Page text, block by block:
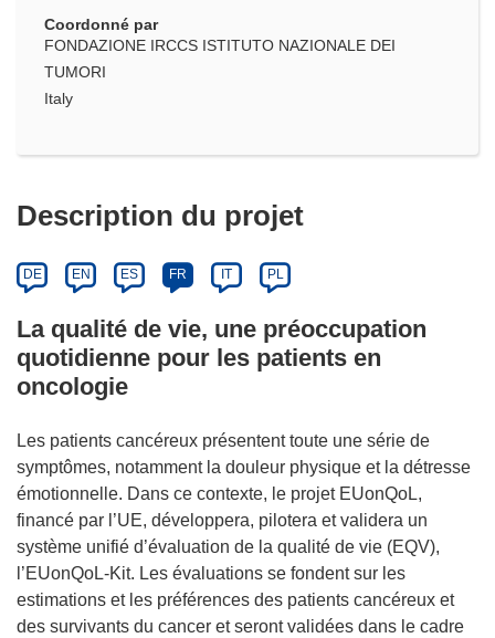
Coordonné par
FONDAZIONE IRCCS ISTITUTO NAZIONALE DEI
TUMORI
Italy
Description du projet
DE EN ES FR IT PL
La qualité de vie, une préoccupation
quotidienne pour les patients en
oncologie
Les patients cancéreux présentent toute une série de
symptômes, notamment la douleur physique et la détresse
émotionnelle. Dans ce contexte, le projet EUonQoL,
financé par l’UE, développera, pilotera et validera un
système unifié d’évaluation de la qualité de vie (EQV),
l’EUonQoL-Kit. Les évaluations se fondent sur les
estimations et les préférences des patients cancéreux et
des survivants du cancer et seront validées dans le cadre